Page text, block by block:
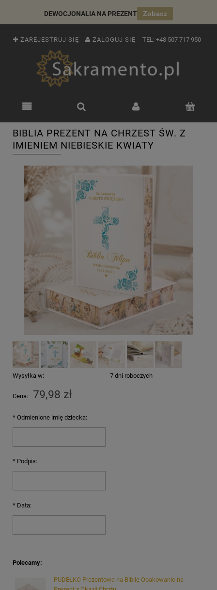
DEWOCJONALIA NA PREZENT Zobacz
ZAREJESTRUJ SIĘ ZALOGUJ SIĘ TEL: +48 507 717 950
BIBLIA PREZENT NA CHRZEST ŚW. Z
IMIENIEM NIEBIESKIE KWIATY
Wysyłka w: 7 dni roboczych
Cena: 79,98 zł
* Odmienione imię dziecka:
* Podpis:
* Data:
Polecamy:
PUDEŁKO Prezentowe na Biblię Opakowanie na